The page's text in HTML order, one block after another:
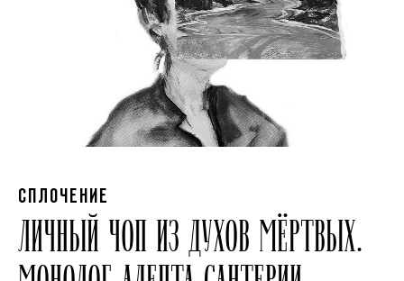
СПЛОЧЕНИЕ
ЛИЧНЫЙ ЧОП ИЗ ДУХОВ МЁРТВЫХ.